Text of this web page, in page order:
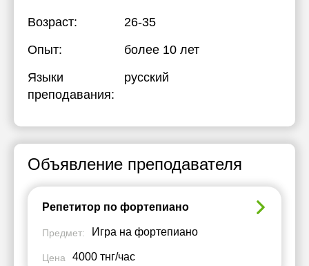
Возраст:
26-35
Опыт:
более 10 лет
Языки
преподавания:
русский
Объявление преподавателя
Репетитор по фортепиано
Предмет: Игра на фортепиано
Цена 4000 тнг/час